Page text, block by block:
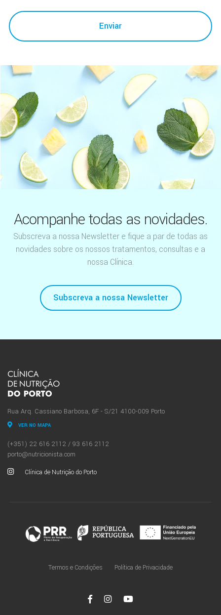
Enviar
Acompanhe todas as novidades.
Subscreva a nossa Newsletter e fique a par de todas as
novidades sobre os nossos tratamentos, consultas e a
nossa Clínica.
Subscreva a nossa Newsletter
Rua Arq. Cassiano Barbosa, 6F - S/21 4100-009 Porto
VER NO MAPA
(+351) 22 616 2112 / 93 616 2112
porto@nutricionista.com
Clínica de Nutrição do Porto
Termos e Condições Política de Privacidade